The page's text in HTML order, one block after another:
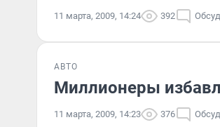
11 марта, 2009, 14:24 392
АВТО
Миллионеры
11 марта, 2009, 14:23 376